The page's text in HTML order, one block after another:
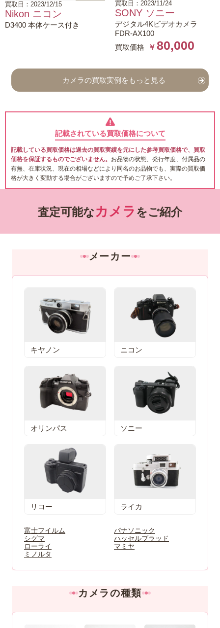
買取日：2023/12/15
Nikon ニコン
D3400 本体ケース付き
買取日：2023/11/24
SONY ソニー
デジタル4Kビデオカメラ
FDR-AX100
買取価格
￥ 80,000
カメラの買取実例をもっと見る
記載されている買取価格について
記載している買取価格は過去の買取実績を元にした参考買取価格で、買取
価格を保証するものでございません。 お品物の状態、発行年度、付属品の
有無、在庫状況、現在の相場などにより同名のお品物でも、実際の買取価
格が大きく変動する場合がございますので予めご了承下さい。
査定可能なカメラ をご紹介
メーカー
キヤノン ニコン
オリンパス ソニー
リコー ライカ
富士フイルム
パナソニック
シグマ
ハッセルブラッド
ローライ
マミヤ
ミノルタ
カメラの種類